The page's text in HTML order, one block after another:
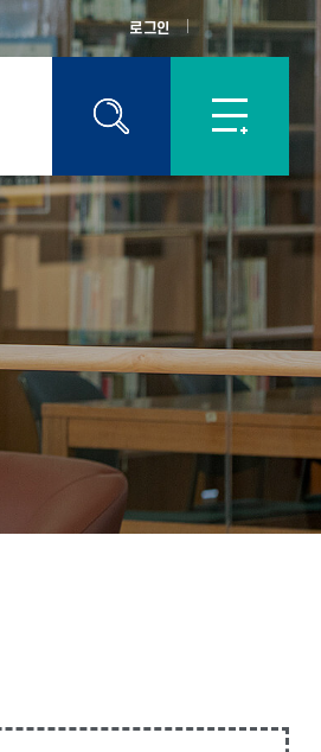
로그인